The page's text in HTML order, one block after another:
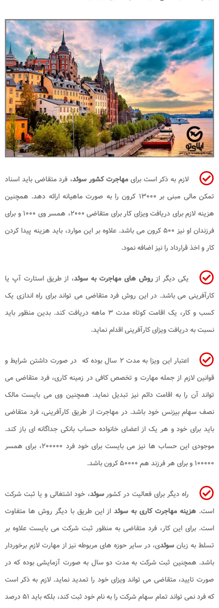
لازم به ذکر است برایمهاجرت کشور سوئد، فرد متقاضی باید اسناد
تمکن مالی مبنی بر ۱۳۰۰۰ کرون را به صورت ماهیانه ارائه دهد. همچنین
هزینه لازم برای دریافت ویزای کار برای متقاضی ۲۰۰۰، همسر وی ۱۰۰۰ و برای
فرزندان او نیز ۵۰۰ کرون می ‌باشد. علاوه بر این موارد، باید هزینه پیدا کردن
کار و اخذ قرارداد را نیز اضافه نمود.
یکی دیگر ازروش ‌های مهاجرت به سوئد، از طریق استارت ‌آپ یا
کارآفرینی می ‌باشد. در این روش فرد متقاضی می ‌تواند برای راه ‌اندازی یک
کسب‌ و کار، یک اقامت کوتاه‌ مدت ۳ ماهه دریافت کند. بدین منظور باید
نسبت به دریافت ویزای کارآفرینی اقدام نماید.
اعتبار این ویزا به مدت ۲ سال بوده که در صورت داشتن شرایط و
قوانین لازم از جمله مهارت و تخصص کافی در زمینه کاری، فرد متقاضی می
‌تواند آن را به اقامت دائم نیز تبدیل نماید. همچنین وی می بایست مالک
نصف سهام بیزنس خود باشد. در مهاجرت از طریق کارآفرینی، فرد متقاضی
باید برای خود و هر یک از اعضای خانواده حساب بانکی جداگانه ‌ای باز کند.
موجودی این حساب‌ ها نیز می ‌بایست برای خود فرد ۲۰۰۰۰۰، برای همسر
۱۰۰۰۰۰ و برای هر فرزند هم ۵۰۰۰۰ کرون باشد.
راه دیگر برای فعالیت در کشورسوئد، خود اشتغالی و یا ثبت شرکت
است. هزینه مهاجرت کاری به سوئداز این طریق با دیگر روش‌ ها متفاوت
است. برای این کار، فرد متقاضی به منظور ثبت شرکت می ‌بایست علاوه بر
تسلط به زبان سوئدی، در سایر حوزه های مربوطه نیز از مهارت لازم برخوردار
باشد. همچنین ثبت شرکت به مدت دو سال به صورت آزمایشی بوده که در
صورت تایید، متقاضی می ‌تواند ویزای خود را تمدید نماید. لازم به ذکر است
که فرد نمی ‌تواند تمام سهام شرکت را به نام خود ثبت کند، بلکه باید ۵۱ درصد